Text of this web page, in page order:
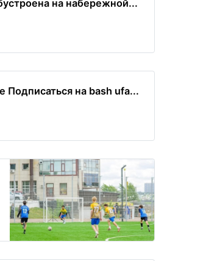
на набережной...
на bash ufa...